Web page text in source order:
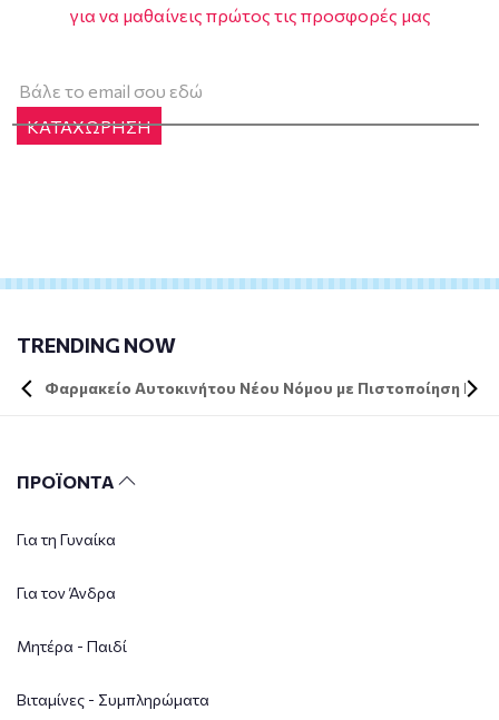
για να μαθαίνεις πρώτος τις προσφορές μας
ΚΑΤΑΧΩΡΗΣΗ
TRENDING NOW
Φαρμακείο Αυτοκινήτου Νέου Νόμου με Πιστοποίηση DIN
ΠΡΟΪΟΝΤΑ
Για τη Γυναίκα
Για τον Άνδρα
Μητέρα - Παιδί
Βιταμίνες - Συμπληρώματα